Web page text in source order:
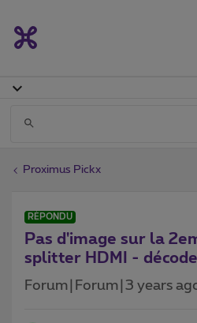
Proximus Pickx
RÉPONDU
Pas d'image sur la
splitter HDMI -
Forum|Forum|3 years